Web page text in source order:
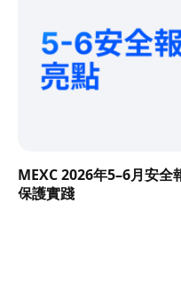
MEXC 2026年5–6月安
保護實踐